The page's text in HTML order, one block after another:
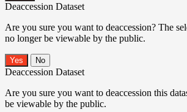
Deaccession Dataset
Are you sure you want to deaccession? The
no longer be viewable by the public.
No
Deaccession Dataset
Are you sure you want to deaccession this
be viewable by the public.